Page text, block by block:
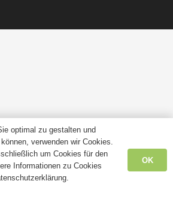
optimal zu gestalten und
verwenden wir Cookies.
um Cookies für den
Informationen zu Cookies
OK